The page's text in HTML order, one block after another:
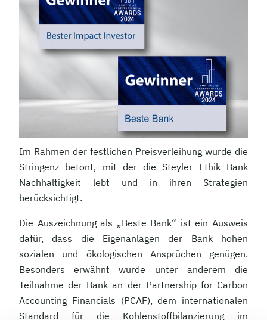
Im Rahmen der festlichen Preisverleihung wurde die
Stringenz betont, mit der die Steyler Ethik Bank
Nachhaltigkeit lebt und in ihren Strategien
berücksichtigt.
Die Auszeichnung als „Beste Bank“ ist ein Ausweis
dafür, dass die Eigenanlagen der Bank hohen
sozialen und ökologischen Ansprüchen genügen.
Besonders erwähnt wurde unter anderem die
Teilnahme der Bank an der Partnership for Carbon
Accounting Financials (PCAF), dem internationalen
Standard für die Kohlenstoffbilanzierung im